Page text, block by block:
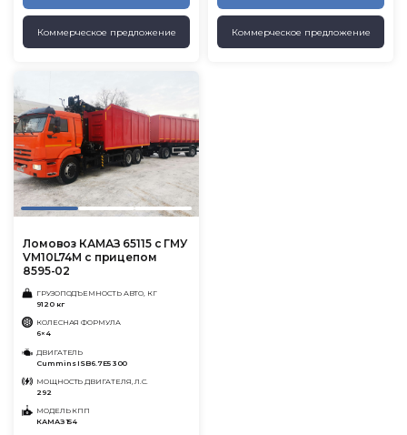
Коммерческое предложение Коммерческое предложение
Ломовоз КАМАЗ 65115 с ГМУ
VM10L74M с прицепом
8595-02
ГРУЗОПОДЪЕМНОСТЬ АВТО, КГ
9120 кг
КОЛЕСНАЯ ФОРМУЛА
6×4
ДВИГАТЕЛЬ
Cummins ISB6.7E5 300
МОЩНОСТЬ ДВИГАТЕЛЯ, Л.С.
292
МОДЕЛЬ КПП
КАМАЗ 154